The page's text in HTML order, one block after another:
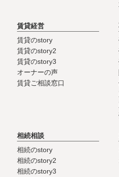
賃貸経営
賃貸のstory
賃貸のstory2
賃貸のstory3
オーナーの声
賃貸ご相談窓口
相続相談
相続のstory
相続のstory2
相続のstory3